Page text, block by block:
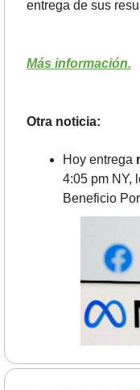
entrega de sus
Más información.
Otra noticia:
Hoy entrega
4:05 pm NY,
Beneficio